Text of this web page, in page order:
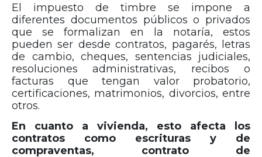
El impuesto de timbre se impone a
diferentes documentos públicos o privados
que se formalizan en la notaría, estos
pueden ser desde contratos, pagarés, letras
de cambio, cheques, sentencias judiciales,
resoluciones administrativas, recibos o
facturas que tengan valor probatorio,
certificaciones, matrimonios, divorcios, entre
otros.
En cuanto a vivienda, esto afecta los
contratos como escrituras y de
compraventas, contrato de